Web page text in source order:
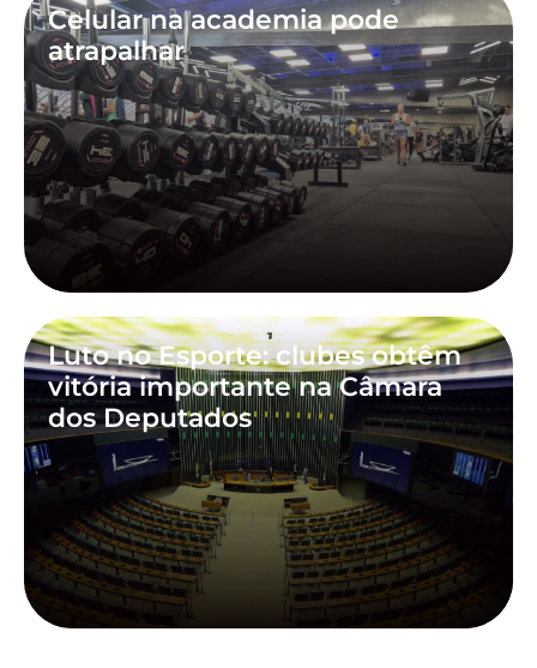
Celular na academia pode
atrapalhar
Luto no Esporte: clubes obtêm
vitória importante na Câmara
dos Deputados